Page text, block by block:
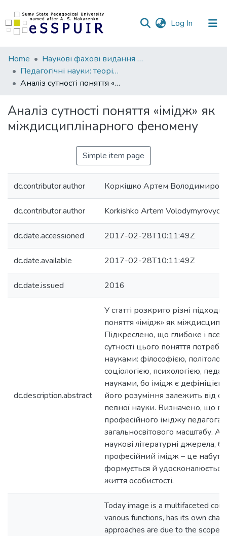
Log In (current)
Communities
&
Collections
Statistics
Home
Наукові фахові видання СумДПУ
Педагогічні науки: теорія, історія, інноваційні технології
Аналіз сутності поняття «імідж» як міждисциплінарного феномену
Аналіз сутності поняття «імідж» як
міждисциплінарного феномену
Simple item page
dc.contributor.author Коркішко Артем
dc.contributor.author Korkishko Artem Volodymyrovych
dc.date.accessioned 2017-02-28T10:11:49Z
dc.date.available 2017-02-28T10:11:49Z
dc.date.issued 2016
dc.description.abstract
У статті розкрито різні
поняття «імідж» як
Підкреслено, що глибоке і
сутності цього поняття
науками: філософією,
соціологією, психологією,
науками, бо імідж є дефініцією
його розуміння залежить від
певної науки. Визначено, що
професійного іміджу педагога
загальносвітового масштабу.
наукові літературні джерела,
професійний імідж – це
формується й
життя особистості.
Today image is a multifaceted
various functions, has its own
approaches are due to the scope